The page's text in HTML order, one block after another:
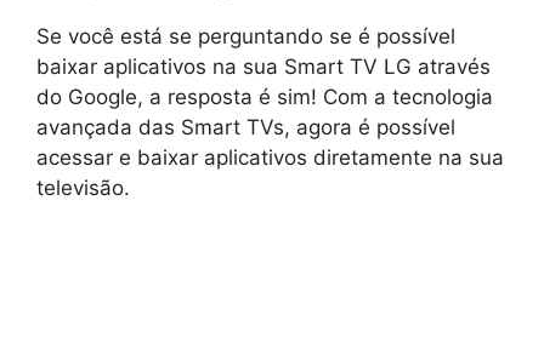
Se você está se perguntando se é possível
baixar aplicativos na sua Smart TV LG através
do Google, a resposta é sim! Com a tecnologia
avançada das Smart TVs, agora é possível
acessar e baixar aplicativos diretamente na sua
televisão.